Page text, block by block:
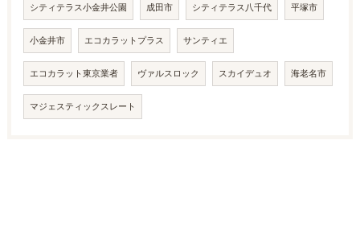
シティテラス小金井公園 成田市 シティテラス八千代 平塚市
小金井市 エコカラットプラス サンティエ
エコカラット東京業者 ヴァルスロック スカイデュオ 海老名市
マジェスティックスレート